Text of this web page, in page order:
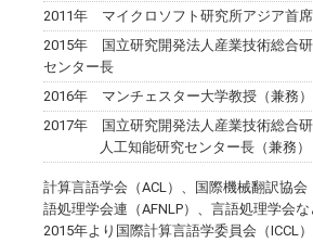
2011年 マイクロソフト研究所アジア首
2015年 国立研究開発法人産業技術総合
センター長
2016年 マンチェスター大学教授（兼務）
2017年 国立研究開発法人産業技術総合
人工知能研究センター長（兼務）（
計算言語学会（ACL）、国際機械翻訳協
語処理学会連（AFNLP）、言語処理学会な
2015年より国際計算言語学委員会（ICCL）